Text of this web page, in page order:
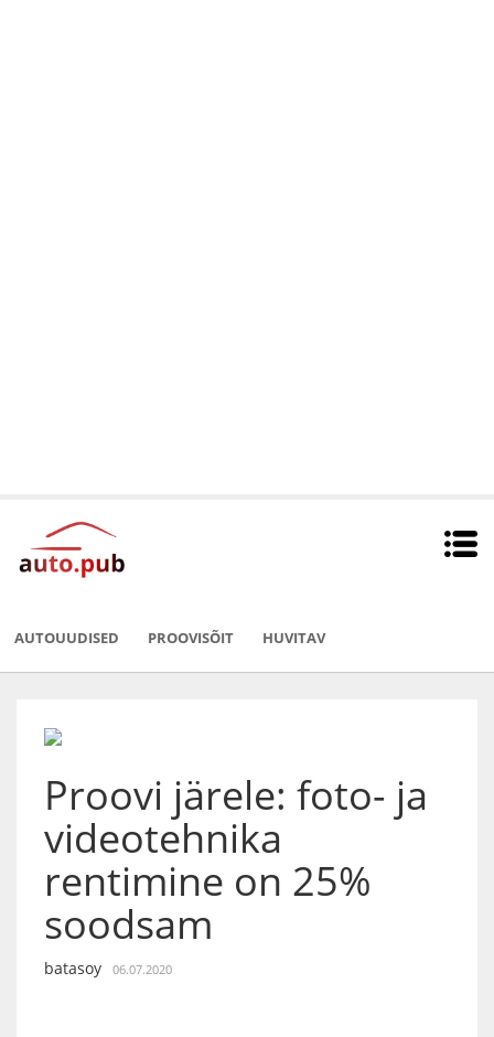
AUTOUUDISED PROOVISÕIT HUVITAV
Proovi järele: foto- ja
videotehnika
rentimine on 25%
soodsam
batasoy 06.07.2020